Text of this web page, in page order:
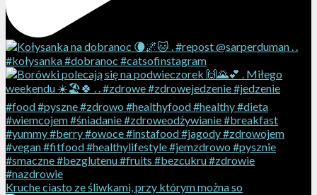
Kruche ciasto ze śliwkami, przy którym można so